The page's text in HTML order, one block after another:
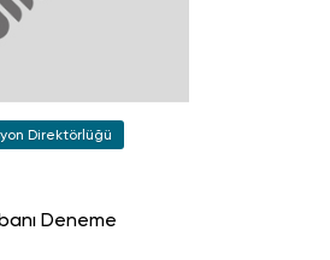
Direktörlüğü
Deneme